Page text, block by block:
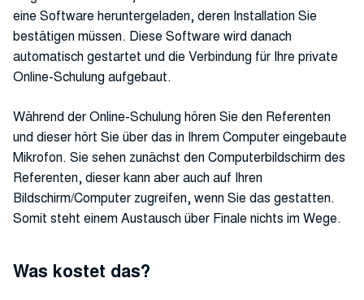
eine Software heruntergeladen, deren Installation Sie
bestätigen müssen. Diese Software wird danach
automatisch gestartet und die Verbindung für Ihre private
Online-Schulung aufgebaut.
Während der Online-Schulung hören Sie den Referenten
und dieser hört Sie über das in Ihrem Computer eingebaute
Mikrofon. Sie sehen zunächst den Computerbildschirm des
Referenten, dieser kann aber auch auf Ihren
Bildschirm/Computer zugreifen, wenn Sie das gestatten.
Somit steht einem Austausch über Finale nichts im Wege.
Was kostet das?